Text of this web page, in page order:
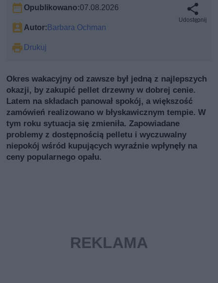
Opublikowano:07.08.2026
Autor:Barbara Ochman
Drukuj
Udostępnij
Okres wakacyjny od zawsze był jedną z najlepszych
okazji, by zakupić pellet drzewny w dobrej cenie.
Latem na składach panował spokój, a większość
zamówień realizowano w błyskawicznym tempie. W
tym roku sytuacja się zmieniła. Zapowiadane
problemy z dostępnością pelletu i wyczuwalny
niepokój wśród kupujących wyraźnie wpłynęły na
ceny popularnego opału.